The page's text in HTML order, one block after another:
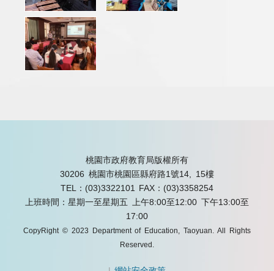
桃園市政府教育局版權所有
30206 桃園市桃園區縣府路1號14, 15樓
TEL：(03)3322101
FAX：(03)3358254
上班時間：星期一至星期五 上午8:00至12:00 下午13:00至
17:00
CopyRight © 2023 Department of Education, Taoyuan. All Rights
Reserved.